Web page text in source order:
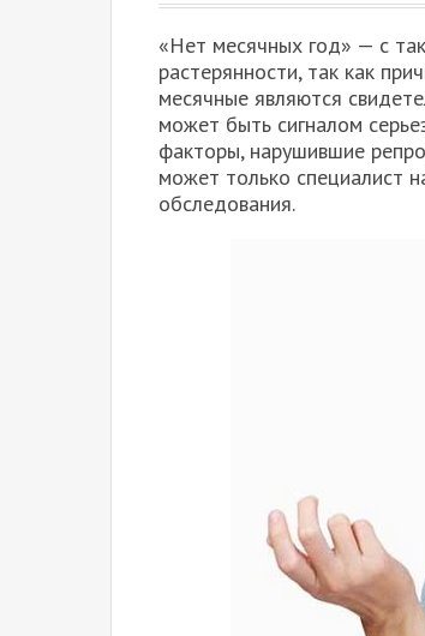
«Нет месячных год» — с
растерянности, так как
месячные являются
может быть сигналом
факторы, нарушившие
может только специалист
обследования.